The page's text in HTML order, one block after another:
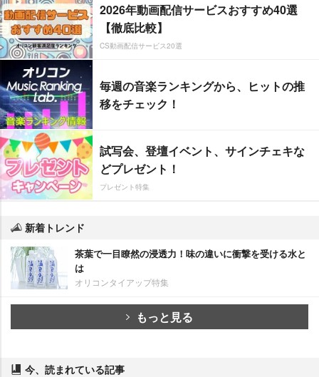
2026年動画配信サービスおすすめ40選
【徹底比較】
CS動画配信サービス20選
毎週の音楽ランキングから、ヒットの推
移をチェック！
試写会、登壇イベント、サインチェキな
どプレゼント！
プレゼント特集
新着トレンド
茶葉で一目瞭然の浸透力！味の違いに衝撃を受ける水と
は
オリコンタイアップ特集
もっと見る
今、読まれている記事